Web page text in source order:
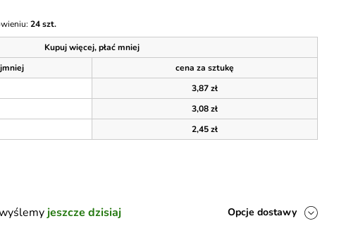
24 szt.
Kupuj więcej, płać mniej
cena za sztukę
3,87 zł
3,08 zł
2,45 zł
jeszcze dzisiaj Opcje dostawy